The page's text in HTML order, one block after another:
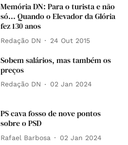
Memória DN: Para o turista e não
só... Quando o Elevador da Glória
fez 130 anos
Redação DN 24 Out 2015
Sobem salários, mas também os
preços
Redação DN 02 Jan 2024
PS cava fosso de nove pontos
sobre o PSD
Rafael Barbosa 02 Jan 2024